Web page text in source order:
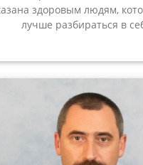
здоровым людям,
лучше разбираться в